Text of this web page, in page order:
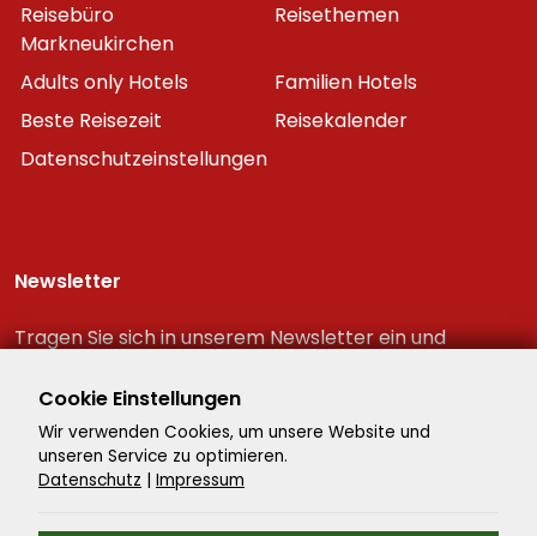
Reisebüro
Markneukirchen
Reisethemen
Adults only Hotels
Familien Hotels
Beste Reisezeit
Reisekalender
Datenschutzeinstellungen
Newsletter
Tragen Sie sich in unserem Newsletter ein und
Reiseschnäppchen!
Cookie Einstellungen
Wir verwenden Cookies, um unsere Website und
unseren Service zu optimieren.
Datenschutz | Impressum